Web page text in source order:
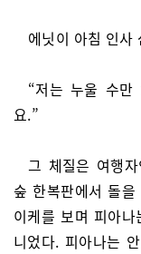
에닛이 아침 인사
“저는 누울 수만
요.”
그 체질은 여행
숲 한복판에서 돌
이케를 보며 피아
니었다. 피아나는